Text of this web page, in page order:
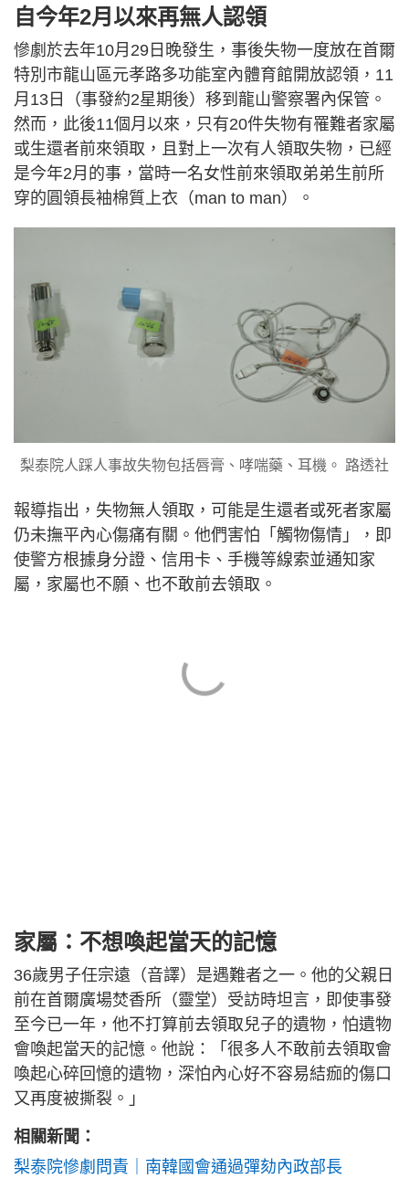
自今年2月以來再無人認領
慘劇於去年10月29日晚發生，事後失物一度放在首爾
特別市龍山區元孝路多功能室內體育館開放認領，11
月13日（事發約2星期後）移到龍山警察署內保管。
然而，此後11個月以來，只有20件失物有罹難者家屬
或生還者前來領取，且對上一次有人領取失物，已經
是今年2月的事，當時一名女性前來領取弟弟生前所
穿的圓領長袖棉質上衣（man to man）。
梨泰院人踩人事故失物包括唇膏、哮喘藥、耳機。 路透社
報導指出，失物無人領取，可能是生還者或死者家屬
仍未撫平內心傷痛有關。他們害怕「觸物傷情」，即
使警方根據身分證、信用卡、手機等線索並通知家
屬，家屬也不願、也不敢前去領取。
家屬：不想喚起當天的記憶
36歲男子任宗遠（音譯）是遇難者之一。他的父親日
前在首爾廣場焚香所（靈堂）受訪時坦言，即使事發
至今已一年，他不打算前去領取兒子的遺物，怕遺物
會喚起當天的記憶。他說：「很多人不敢前去領取會
喚起心碎回憶的遺物，深怕內心好不容易結痂的傷口
又再度被撕裂。」
相關新聞：
梨泰院慘劇問責｜南韓國會通過彈劾內政部長